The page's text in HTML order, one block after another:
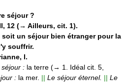
séjour ?
12 (→ Ailleurs, cit. 1).
un séjour bien étranger pour la
souffrir.
I.
: la terre (→ 1. Idéal cit. 5,
: la mer. || Le séjour éternel. || Le